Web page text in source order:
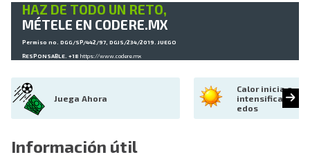
HAZ DE TODO UN RETO,
MÉTELE EN CODERE.MX
Permiso no. DGG/SP/442/97, DGJS/234/2019. JUEGO
RESPONSABLE. +18 https://www.codere.mx
Juega Ahora
Calor inicia a
intensificarse
edos
Información útil